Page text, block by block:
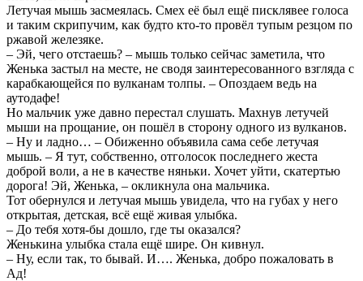
Летучая мышь засмеялась. Смех её был ещё писклявее голоса
и таким скрипучим, как будто кто-то провёл тупым резцом по
ржавой железяке.
– Эй, чего отстаешь? – мышь только сейчас заметила, что
Женька застыл на месте, не сводя заинтересованного взгляда с
карабкающейся по вулканам толпы. – Опоздаем ведь на
аутодафе!
Но мальчик уже давно перестал слушать. Махнув летучей
мыши на прощание, он пошёл в сторону одного из вулканов.
– Ну и ладно… – Обиженно объявила сама себе летучая
мышь. – Я тут, собственно, отголосок последнего жеста
доброй воли, а не в качестве няньки. Хочет уйти, скатертью
дорога! Эй, Женька, – окликнула она мальчика.
Тот обернулся и летучая мышь увидела, что на губах у него
открытая, детская, всё ещё живая улыбка.
– До тебя хотя-бы дошло, где ты оказался?
Женькина улыбка стала ещё шире. Он кивнул.
– Ну, если так, то бывай. И…. Женька, добро пожаловать в
Ад!